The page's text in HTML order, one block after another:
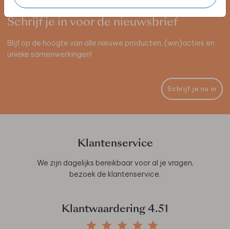
Schrijf je in voor de nieuwsbrief
Blijf op de hoogte van alle nieuwe producten, (win)acties en
unieke samenwerkingen!
Schrijf je nu in
Klantenservice
We zijn dagelijks bereikbaar voor al je vragen,
bezoek de klantenservice.
Klantwaardering 4.51